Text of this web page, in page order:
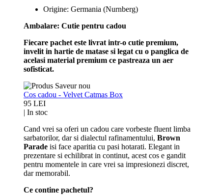
Origine: Germania (Nurnberg)
Ambalare: Cutie pentru cadou
Fiecare pachet este livrat intr-o cutie premium,
invelit in hartie de matase si legat cu o panglica de
acelasi material premium ce pastreaza un aer
sofisticat.
Cos cadou - Velvet Catmas Box
95 LEI
| In stoc
Cand vrei sa oferi un cadou care vorbeste fluent limba
sarbatorilor, dar si dialectul rafinamentului, Brown
Parade isi face aparitia cu pasi hotarati. Elegant in
prezentare si echilibrat in continut, acest cos e gandit
pentru momentele in care vrei sa impresionezi discret,
dar memorabil.
Ce contine pachetul?